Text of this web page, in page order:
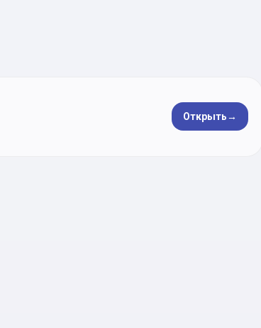
Открыть→